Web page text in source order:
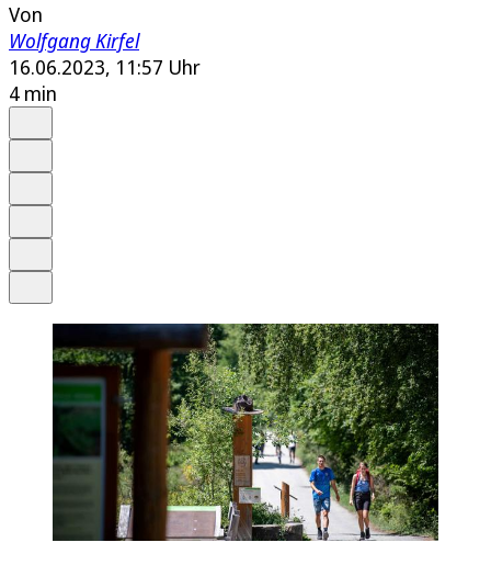
Von
Wolfgang Kirfel
16.06.2023, 11:57 Uhr
4 min